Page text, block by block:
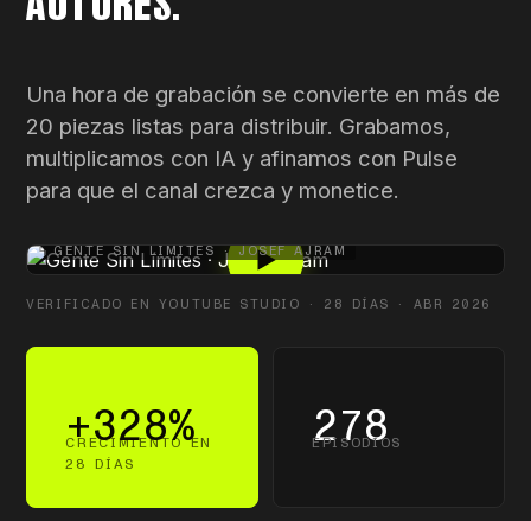
Una hora de grabación se convierte en más de
20 piezas listas para distribuir. Grabamos,
multiplicamos con IA y afinamos con Pulse
para que el canal crezca y monetice.
GENTE SIN LÍMITES · JOSEF AJRAM
VERIFICADO EN YOUTUBE STUDIO · 28 DÍAS · ABR 2026
+328%
CRECIMIENTO EN
28 DÍAS 278
EPISODIOS